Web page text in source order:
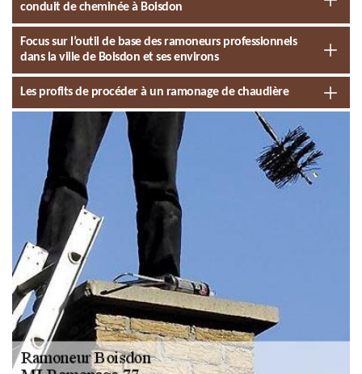
conduit de cheminée à Boisdon
Focus sur l’outil de base des ramoneurs professionnels
dans la ville de Boisdon et ses environs
Les profits de procéder à un ramonage de chaudière